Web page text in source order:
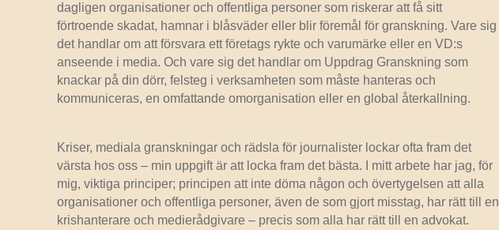
dagligen organisationer och offentliga personer som riskerar att få sitt
förtroende skadat, hamnar i blåsväder eller blir föremål för granskning. Vare sig
det handlar om att försvara ett företags rykte och varumärke eller en VD:s
anseende i media. Och vare sig det handlar om Uppdrag Granskning som
knackar på din dörr, felsteg i verksamheten som måste hanteras och
kommuniceras, en omfattande omorganisation eller en global återkallning.
Kriser, mediala granskningar och rädsla för journalister lockar ofta fram det
värsta hos oss – min uppgift är att locka fram det bästa. I mitt arbete har jag, för
mig, viktiga principer; principen att inte döma någon och övertygelsen att alla
organisationer och offentliga personer, även de som gjort misstag, har rätt till en
krishanterare och medierådgivare – precis som alla har rätt till en advokat.